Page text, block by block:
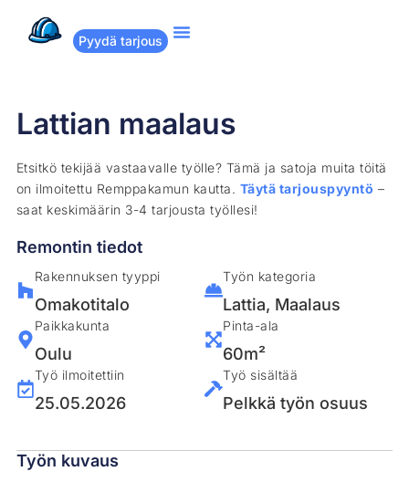
Pyydä tarjous
Lattian maalaus
Etsitkö tekijää vastaavalle työlle? Tämä ja satoja muita töitä
on ilmoitettu Remppakamun kautta. Täytä tarjouspyyntö –
saat keskimäärin 3-4 tarjousta työllesi!
Remontin tiedot
Rakennuksen tyyppi
Omakotitalo
Paikkakunta
Oulu
Työ ilmoitettiin
25.05.2026
Työn kategoria
Lattia, Maalaus
Pinta-ala
60m²
Työ sisältää
Pelkkä työn osuus
Työn kuvaus